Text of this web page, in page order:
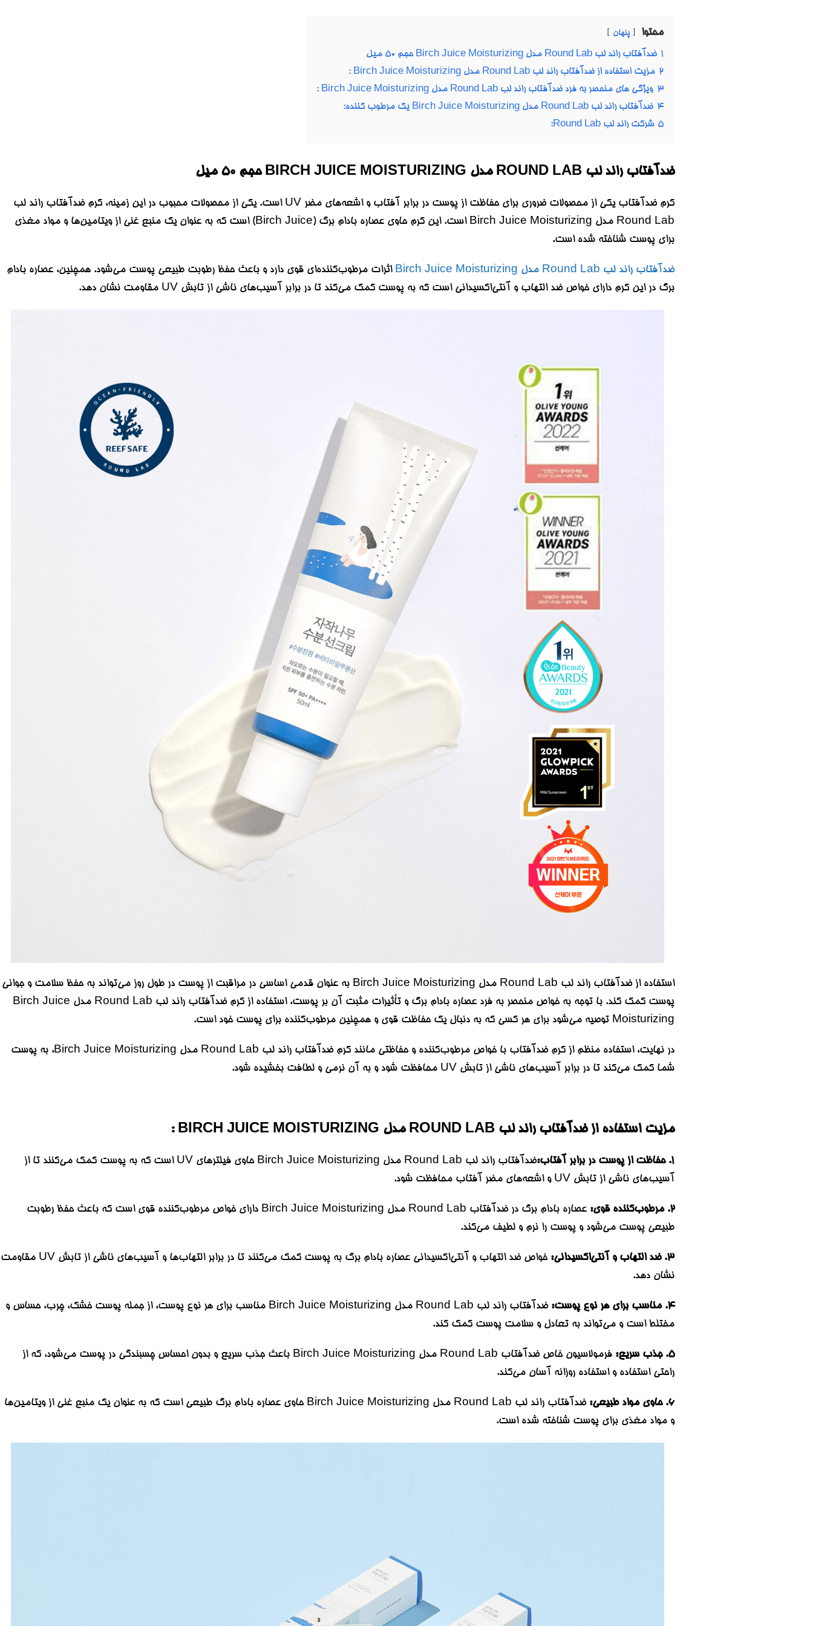
محتوا پنهان
1 ضدآفتاب راند لب Round Lab مدل Birch Juice Moisturizing حجم 50 میل
2 مزیت استفاده از ضدآفتاب راند لب Round Lab مدل Birch Juice Moisturizing :
3 ویژگی های منحصر به فرد ضدآفتاب راند لب Round Lab مدل Birch Juice Moisturizing :
4 ضدآفتاب راند لب Round Lab مدل Birch Juice Moisturizing یک مرطوب کننده:
5 شرکت راند لب Round Lab:
ضدآفتاب راند لب ROUND LAB مدل BIRCH JUICE MOISTURIZING حجم 50 میل
کرم ضدآفتاب یکی از محصولات ضروری برای حفاظت از پوست در برابر آفتاب و اشعه‌های مضر UV است. یکی از محصولات محبوب در این زمینه، کرم ضدآفتاب راند لب
Round Lab مدل Birch Juice Moisturizing است. این کرم حاوی عصاره بادام برگ (Birch Juice) است که به عنوان یک منبع غنی از ویتامین‌ها و مواد مغذی
برای پوست شناخته شده است.
ضدآفتاب راند لب Round Lab مدل Birch Juice Moisturizing
اثرات مرطوب‌کننده‌ای قوی دارد و باعث حفظ رطوبت طبیعی پوست می‌شود. همچنین، عصاره بادام
برگ در این کرم دارای خواص ضد التهاب و آنتی‌اکسیدانی است که به پوست کمک می‌کند تا در برابر آسیب‌های ناشی از تابش UV مقاومت نشان دهد.
استفاده از ضدآفتاب راند لب Round Lab مدل Birch Juice Moisturizing به عنوان قدمی اساسی در مراقبت از پوست در طول روز می‌تواند به حفظ سلامت و جوانی
پوست کمک کند. با توجه به خواص منحصر به فرد عصاره بادام برگ و تأثیرات مثبت آن بر پوست، استفاده از کرم ضدآفتاب راند لب Round Lab مدل Birch Juice
Moisturizing توصیه می‌شود برای هر کسی که به دنبال یک حفاظت قوی و همچنین مرطوب‌کننده برای پوست خود است.
در نهایت، استفاده منظم از کرم ضدآفتاب با خواص مرطوب‌کننده و حفاظتی مانند کرم ضدآفتاب راند لب Round Lab مدل Birch Juice Moisturizing، به پوست
شما کمک می‌کند تا در برابر آسیب‌های ناشی از تابش UV محافظت شود و به آن نرمی و لطافت بخشیده شود.
مزیت استفاده از ضدآفتاب راند لب ROUND LAB مدل BIRCH JUICE MOISTURIZING :
1. حفاظت از پوست در برابر آفتاب:
ضدآفتاب راند لب Round Lab مدل Birch Juice Moisturizing حاوی فیلترهای UV است که به پوست کمک می‌کنند تا از
آسیب‌های ناشی از تابش UV و اشعه‌های مضر آفتاب محافظت شود.
2. مرطوب‌کننده قوی:
عصاره بادام برگ در ضدآفتاب Round Lab مدل Birch Juice Moisturizing دارای خواص مرطوب‌کننده قوی است که باعث حفظ رطوبت
طبیعی پوست می‌شود و پوست را نرم و لطیف می‌کند.
3. ضد التهاب و آنتی‌اکسیدانی:
خواص ضد التهاب و آنتی‌اکسیدانی عصاره بادام برگ به پوست کمک می‌کنند تا در برابر التهاب‌ها و آسیب‌های ناشی از تابش UV مقاومت
نشان دهد.
4. مناسب برای هر نوع پوست:
ضدآفتاب راند لب Round Lab مدل Birch Juice Moisturizing مناسب برای هر نوع پوست، از جمله پوست خشک، چرب، حساس و
مختلط است و می‌تواند به تعادل و سلامت پوست کمک کند.
5. جذب سریع:
فرمولاسیون خاص ضدآفتاب Round Lab مدل Birch Juice Moisturizing باعث جذب سریع و بدون احساس چسبندگی در پوست می‌شود، که از
راحتی استفاده و استفاده روزانه آسان می‌کند.
6. حاوی مواد طبیعی:
ضدآفتاب راند لب Round Lab مدل Birch Juice Moisturizing حاوی عصاره بادام برگ طبیعی است که به عنوان یک منبع غنی از ویتامین‌ها
و مواد مغذی برای پوست شناخته شده است.